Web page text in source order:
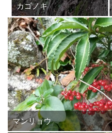
カゴノキ
マンリョウ